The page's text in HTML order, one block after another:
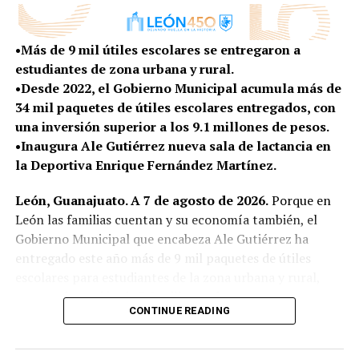
La Academia de Innovación Sostenible funcionará bajo
un modelo de campo escuela de acceso abierto, donde
las y los participantes podrán formarse, experimentar y
desarrollar proyectos relacionados con las necesidades y
oportunidades que existen en la zona rural.
Entre los temas de formación se encuentran la
producción de bioinsumos y fertilización orgánica,
renovables, biodigestores, transformación
agroindustrial, comercialización y acceso a mercados.
Con estas herramientas, quienes ya cuentan con un
productividad y encontrar nuevas alternativas para
comercializar sus productos, generando beneficios
económicos y sociales para sus comunidades.
•Más de 9 mil útiles escolares se entregaron a
estudiantes de zona urbana y rural.
•Desde 2022, el Gobierno Municipal acumula más de
34 mil paquetes de útiles escolares entregados, con
una inversión superior a los 9.1 millones de pesos.
•Inaugura Ale Gutiérrez nueva sala de lactancia en
la Deportiva Enrique Fernández Martínez.
León, Guanajuato. A 7 de agosto de 2026.Porque en
León las familias cuentan y su economía también, el
Gobierno Municipal que encabeza Ale Gutiérrez ha
entregado este año más de 9 mil paquetes de útiles
con una inversión de 3.2 millones de pesos.
este apoyo representa un alivio para las familias
CONTINUE READING